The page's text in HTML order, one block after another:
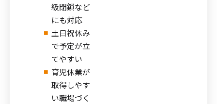
級閉鎖など
にも対応
土日祝休み
で予定が立
てやすい
育児休業が
取得しやす
い職場づく